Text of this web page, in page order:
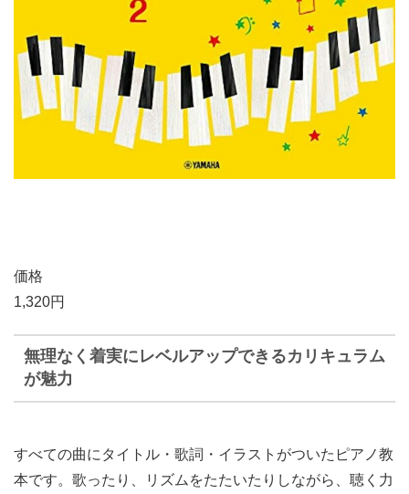
価格
1,320円
無理なく着実にレベルアップできるカリキュラム
が魅力
すべての曲にタイトル・歌詞・イラストがついたピアノ教
本です。歌ったり、リズムをたたいたりしながら、聴く力